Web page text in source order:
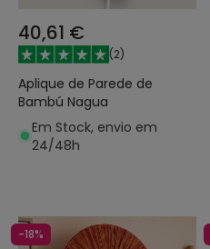
40,61 €
(2)
Aplique de Parede de
Bambú Nagua
Em Stock, envio em
24/48h
-18%